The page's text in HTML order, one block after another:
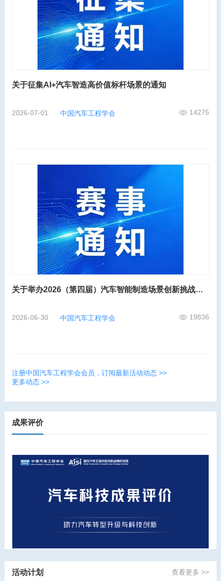
关于征集AI+汽车智造高价值标杆场景的通知
2026-07-01 中国汽车工程学会 14275
关于举办2026（第四届）汽车智能制造场景创新挑战赛的通知
2026-06-30 中国汽车工程学会 19836
注册中国汽车工程学会会员，订阅最新活动动态 >>
更多动态 >>
成果评价
活动计划 查看更多 >>